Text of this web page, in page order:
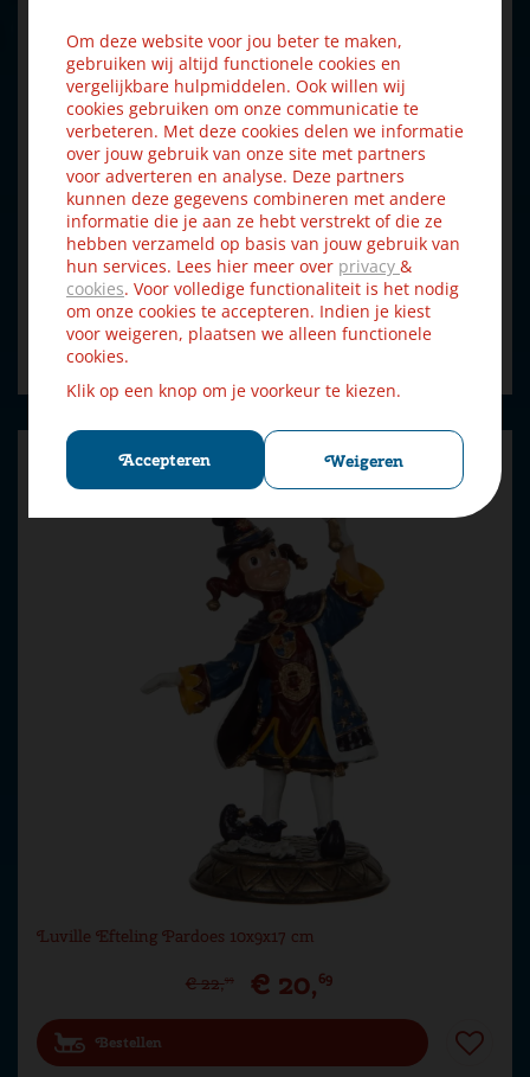
Om deze website voor jou beter te maken,
gebruiken wij altijd functionele cookies en
vergelijkbare hulpmiddelen. Ook willen wij
cookies gebruiken om onze communicatie te
verbeteren. Met deze cookies delen we informatie
over jouw gebruik van onze site met partners
voor adverteren en analyse. Deze partners
kunnen deze gegevens combineren met andere
informatie die je aan ze hebt verstrekt of die ze
hebben verzameld op basis van jouw gebruik van
hun services. Lees hier meer over privacy &
cookies. Voor volledige functionaliteit is het nodig
om onze cookies te accepteren. Indien je kiest
voor weigeren, plaatsen we alleen functionele
cookies.
Klik op een knop om je voorkeur te kiezen.
Accepteren Weigeren
Luville Efteling Meisje met zwavelstokjes 10x6.5x7 cm
€ 19,99 € 17,99
Bestellen
Luville Efteling Pardoes 10x9x17 cm
€ 22,99 € 20,69
Bestellen